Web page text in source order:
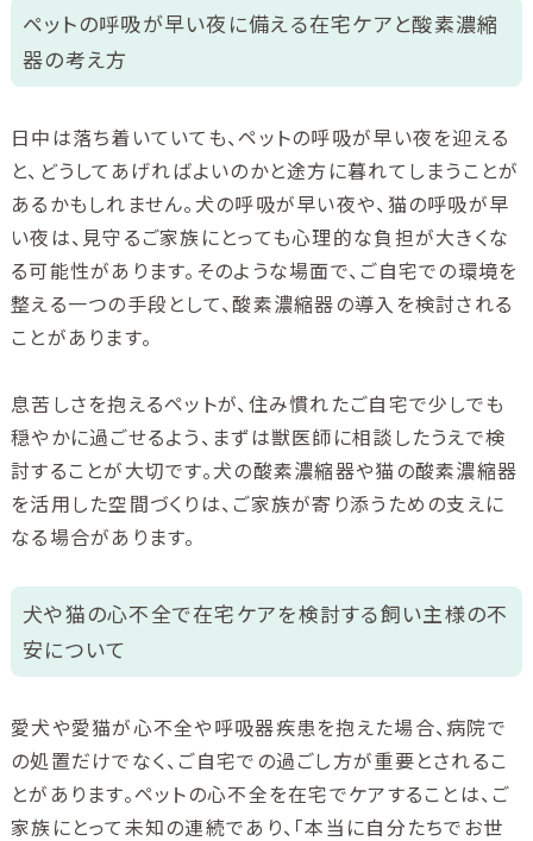
ペットの呼吸が早い夜に備える在宅ケアと酸素濃縮
器の考え方
日中は落ち着いていても、ペットの呼吸が早い夜を迎える
と、どうしてあげればよいのかと途方に暮れてしまうことが
あるかもしれません。犬の呼吸が早い夜や、猫の呼吸が早
い夜は、見守るご家族にとっても心理的な負担が大きくな
る可能性があります。そのような場面で、ご自宅での環境を
整える一つの手段として、酸素濃縮器の導入を検討される
ことがあります。
息苦しさを抱えるペットが、住み慣れたご自宅で少しでも
穏やかに過ごせるよう、まずは獣医師に相談したうえで検
討することが大切です。犬の酸素濃縮器や猫の酸素濃縮器
を活用した空間づくりは、ご家族が寄り添うための支えに
なる場合があります。
犬や猫の心不全で在宅ケアを検討する飼い主様の不
安について
愛犬や愛猫が心不全や呼吸器疾患を抱えた場合、病院で
の処置だけでなく、ご自宅での過ごし方が重要とされるこ
とがあります。ペットの心不全を在宅でケアすることは、ご
家族にとって未知の連続であり、「本当に自分たちでお世